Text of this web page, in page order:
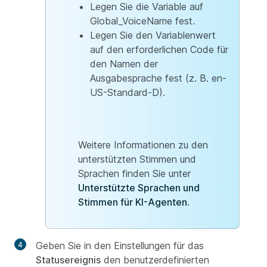
Legen Sie die Variable auf
Global_VoiceName fest.
Legen Sie den Variablenwert
auf den erforderlichen Code für
den Namen der
Ausgabesprache fest (z. B. en-
US-Standard-D).
Weitere Informationen zu den
unterstützten Stimmen und
Sprachen finden Sie unter
Unterstützte Sprachen und
Stimmen für KI-Agenten.
Geben Sie in den Einstellungen für das
Statusereignis den benutzerdefinierten